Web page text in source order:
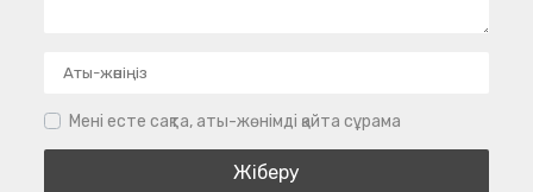
Мені есте сақта, аты-жөнімді қайта сұрама